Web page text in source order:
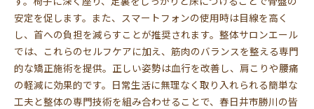
安定を促します。また、スマートフォンの使用時は目線を高く
し、首への負担を減らすことが推奨されます。整体サロンエール
では、これらのセルフケアに加え、筋肉のバランスを整える専門
的な矯正施術を提供。正しい姿勢は血行を改善し、肩こりや腰痛
の軽減に効果的です。日常生活に無理なく取り入れられる簡単な
工夫と整体の専門技術を組み合わせることで、春日井市勝川の皆